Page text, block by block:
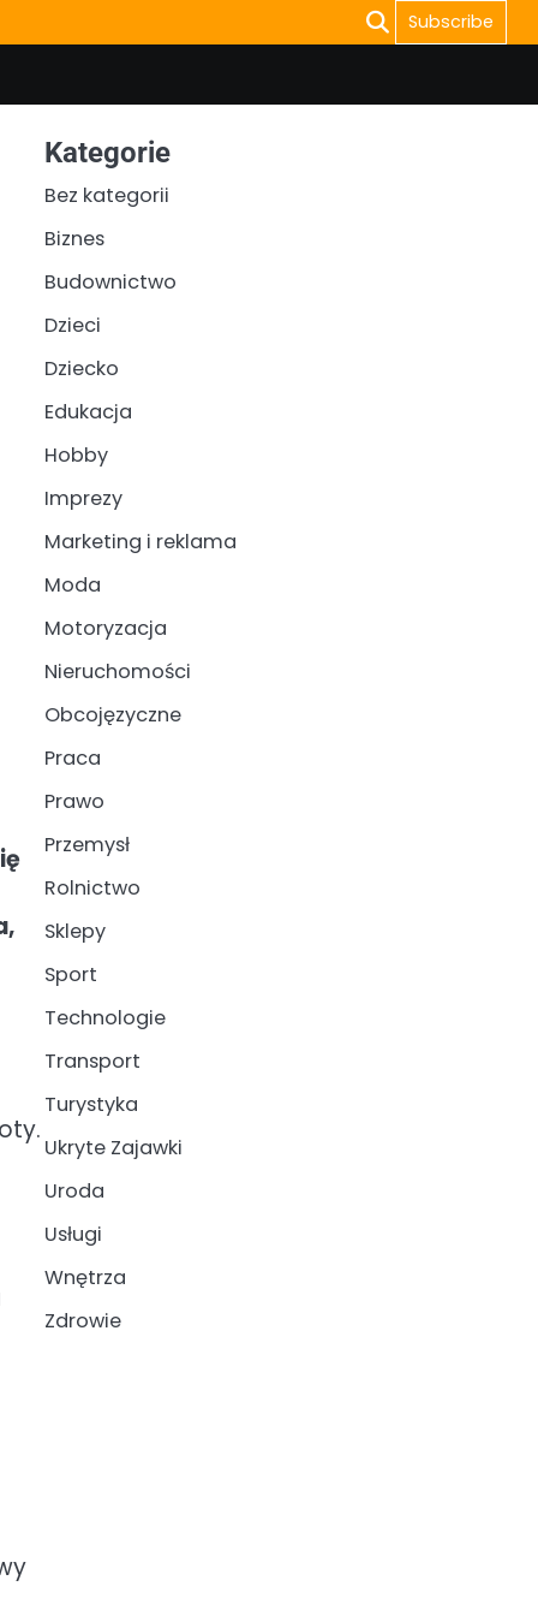
Subscribe
Kategorie
Bez kategorii
Biznes
Budownictwo
Dzieci
Dziecko
Edukacja
Hobby
Imprezy
Marketing i reklama
Moda
Motoryzacja
Nieruchomości
Obcojęzyczne
Praca
Prawo
Przemysł
Rolnictwo
Sklepy
Sport
Technologie
Transport
Turystyka
Ukryte Zajawki
Uroda
Usługi
Wnętrza
Zdrowie